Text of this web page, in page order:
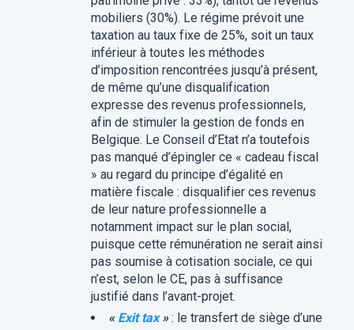
mobiliers (30%). Le régime prévoit une
taxation au taux fixe de 25%, soit un taux
inférieur à toutes les méthodes
d’imposition rencontrées jusqu’à présent,
de même qu’une disqualification
expresse des revenus professionnels,
afin de stimuler la gestion de fonds en
Belgique. Le Conseil d’Etat n’a toutefois
pas manqué d’épingler ce « cadeau fiscal
» au regard du principe d’égalité en
matière fiscale : disqualifier ces revenus
de leur nature professionnelle a
notamment impact sur le plan social,
puisque cette rémunération ne serait ainsi
pas soumise à cotisation sociale, ce qui
n’est, selon le CE, pas à suffisance
justifié dans l’avant-projet.
« Exit tax»: le transfert de siège d’une